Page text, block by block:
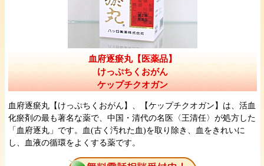
血府逐瘀丸【医薬品】
けっぷちくおがん
ケップチクオガン
血府逐瘀丸【けっぷちくおがん】、【ケップチクオガン】は、活血
化瘀剤の最も著名な薬で、中国・清代の名医〈王清任〉が処方した
「血府逐丸」です。血(古く汚れた血)を取り除き、血をきれいに
し、血液の循環をよくする薬です。